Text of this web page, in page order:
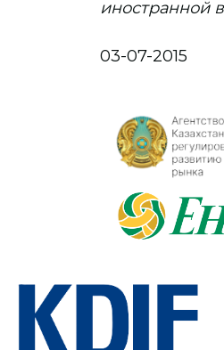
иностранной
03-07-2015